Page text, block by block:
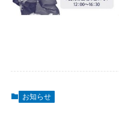
お知らせ